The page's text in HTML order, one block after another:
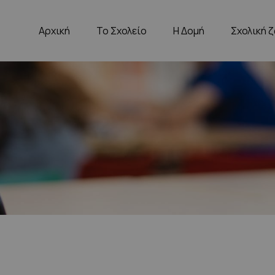
Αρχική Το Σχολείο Η Δομή Σχολική